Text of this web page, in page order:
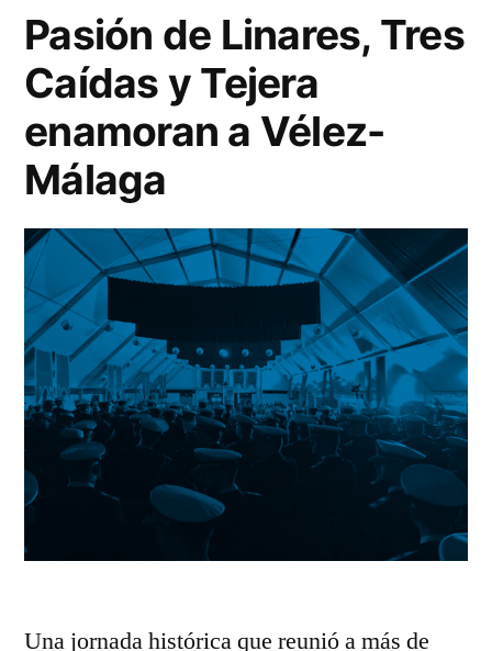
Penitente
curioso»
Pasión de Linares, Tres
Caídas y Tejera
enamoran a Vélez-
Málaga
Una jornada histórica que reunió a más de